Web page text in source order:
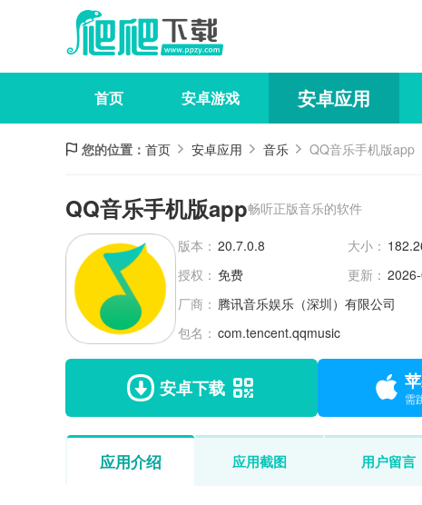
首页 安卓游戏 安卓应用
您的位置： 首页 安卓应用 音乐 QQ音乐手机版app
QQ音乐手机版app畅听正版音乐的软件
版本： 20.7.0.8 大小：
授权： 免费 更新：
厂商： 腾讯音乐娱乐（深圳）有限公司
包名： com.tencent.qqmusic
安卓下载 需
应用介绍 应用截图 用户留言